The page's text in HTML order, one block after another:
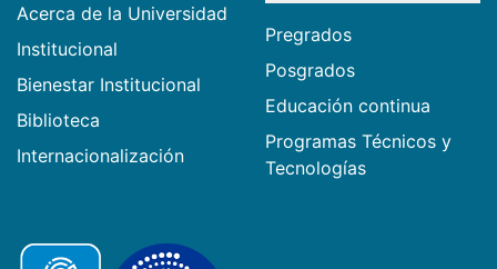
Acerca de la Universidad
Institucional
Bienestar Institucional
Biblioteca
Internacionalización
Pregrados
Posgrados
Educación continua
Programas Técnicos y
Tecnologías